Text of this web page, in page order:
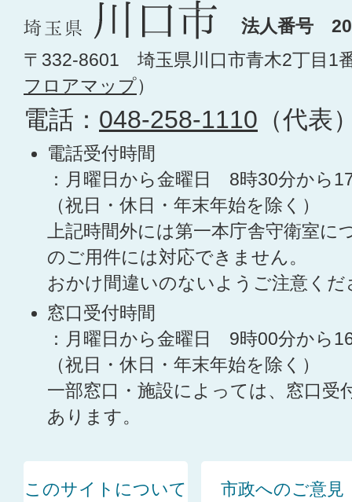
法人番号
〒332-8601 埼玉県川口市青木2丁目1
フロアマップ）
電話： 048-258-1110 （代表
電話受付時間
：月曜日から金曜日 8時30分から
（祝日・休日・年末年始を除く）
上記時間外には第一本庁舎守衛室に
のご用件には対応できません。
おかけ間違いのないようご注意くだ
窓口受付時間
：月曜日から金曜日 9時00分から
（祝日・休日・年末年始を除く）
一部窓口・施設によっては、窓口受
あります。
このサイトについて 市政へのご意見